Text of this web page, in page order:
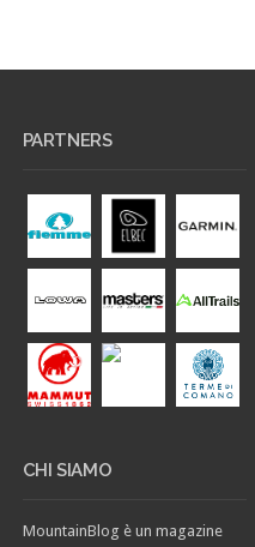
PARTNERS
CHI SIAMO
MountainBlog è un magazine